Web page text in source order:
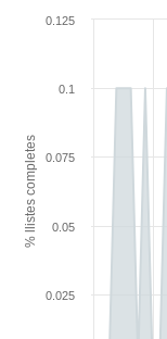
% llistes completes
0.025
0.05
0.075
0.1
0.125